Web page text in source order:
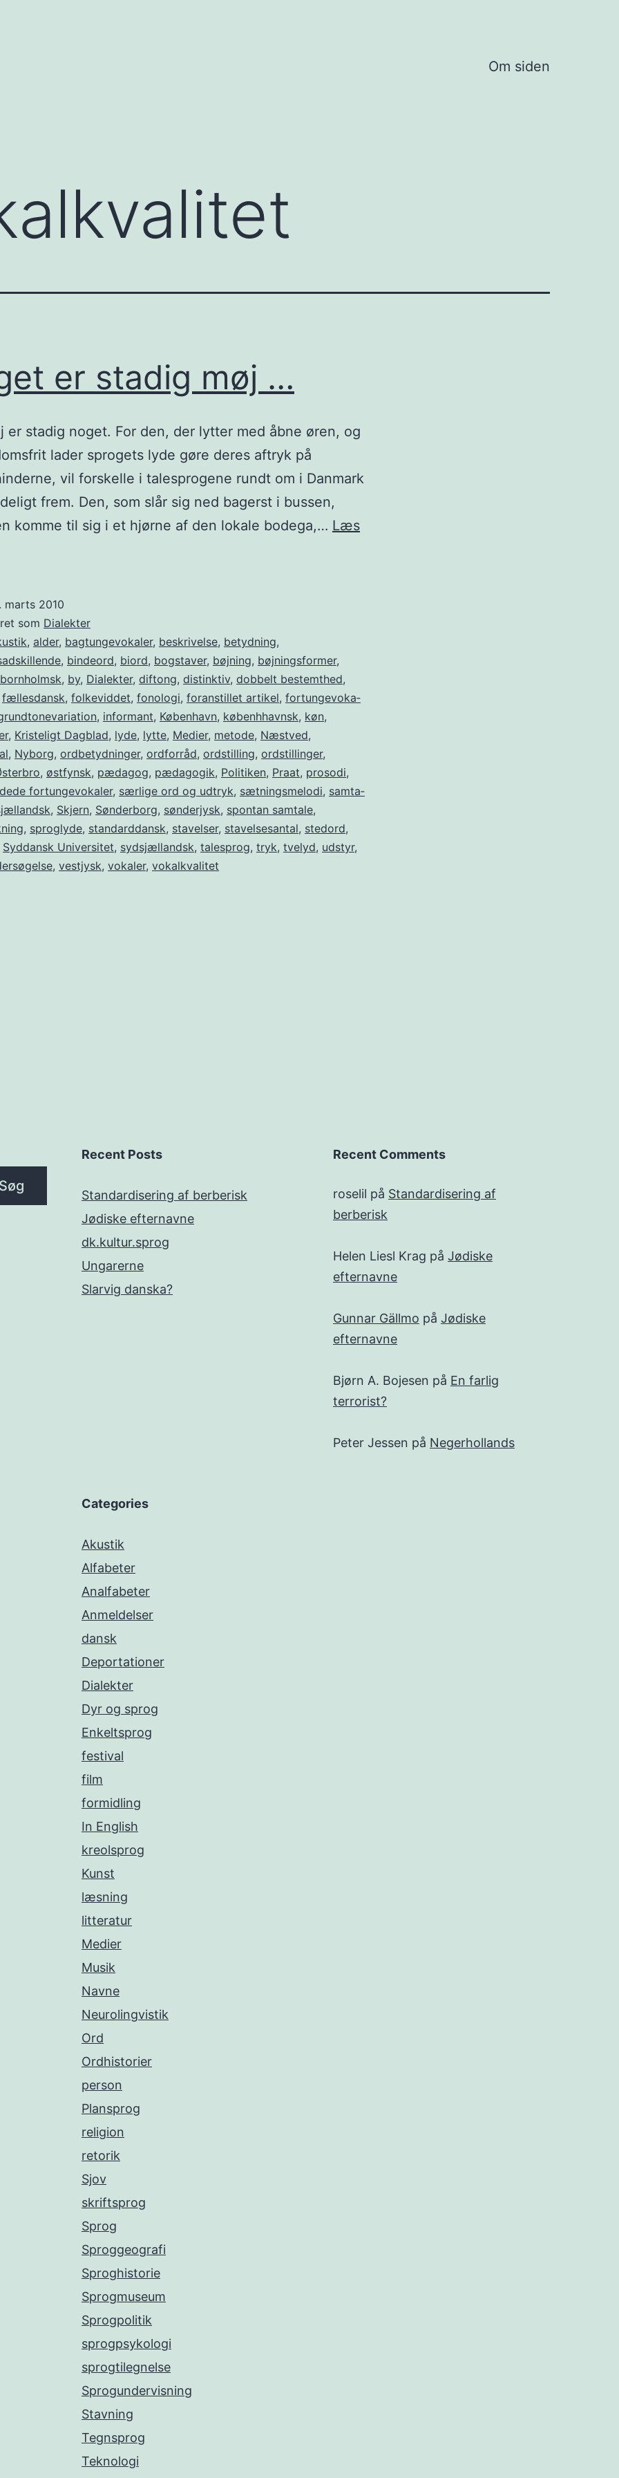
Om siden
er stadig møj …
er stadig noget. For den, der lytter med åbne øren, og
lader sprogets lyde gøre deres aftryk på
vil forskelle i talesprogene rundt om i Danmark
frem. Den, som slår sig ned bagerst i bus­sen,
komme til sig i et hjør­ne af den lo­ka­le bodega,… Læs
marts 2010
som Dialekter
, alder, bagtungevokaler, beskrivelse, betydning,
, bindeord, biord, bogstaver, bøjning, bøjningsformer,
bornholmsk, by, Dialekter, diftong, distinktiv, dobbelt bestemthed,
fællesdansk, folke­vid­det, fonologi, foranstillet artikel, fortungevo­ka­
, informant, København, københhavnsk, køn,
, Kristeligt Dagblad, lyde, lytte, Medier, metode, Næstved,
, Nyborg, ordbetydninger, ordforråd, ordstilling, ordstillinger,
, østfynsk, pæda­gog, pædagogik, Politiken, Praat, prosodi,
for­tun­ge­vo­kaler, særlige ord og udtryk, sætningsmelodi, samta­
, Skjern, Sønderborg, sønderjysk, spontan samtale,
, sproglyde, standarddansk, stavelser, stavelsesantal, stedord,
Syddansk Universitet, sydsjællandsk, talesprog, tryk, tvelyd, udstyr,
, vestjysk, vokaler, vokalkvalitet
Recent Posts
Standardisering af berberisk
Jødiske efternavne
dk.kultur.sprog
Ungarerne
Slarvig danska?
Recent Comments
roselil på Standardisering af
berberisk
Helen Liesl Krag på Jødiske
efternavne
Gunnar Gällmo på Jødiske
efternavne
Bjørn A. Bojesen på En farlig
terrorist?
Peter Jessen på Negerhollands
Categories
Akustik
Alfabeter
Analfabeter
Anmeldelser
dansk
Deportationer
Dialekter
Dyr og sprog
Enkeltsprog
festival
film
formidling
In English
kreolsprog
Kunst
læsning
litteratur
Medier
Musik
Navne
Neurolingvistik
Ord
Ordhistorier
person
Plansprog
religion
retorik
Sjov
skriftsprog
Sprog
Sproggeografi
Sproghistorie
Sprogmuseum
Sprogpolitik
sprogpsykologi
sprogtilegnelse
Sprogundervisning
Stavning
Tegnsprog
Teknologi